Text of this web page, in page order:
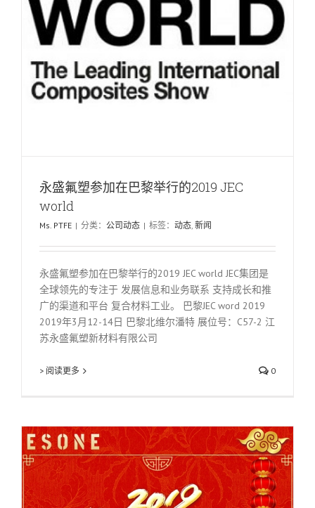
永盛氟塑参加在巴黎举行的2019 JEC
world
Ms. PTFE | 分类： 公司动态 | 标签： 动态, 新闻
永盛氟塑参加在巴黎举行的2019 JEC world JEC集团是
全球领先的专注于 发展信息和业务联系 支持成长和推
广的渠道和平台 复合材料工业。 巴黎JEC word 2019
2019年3月12-14日 巴黎北维尔潘特 展位号：C57-2 江
苏永盛氟塑新材料有限公司
> 阅读更多 0